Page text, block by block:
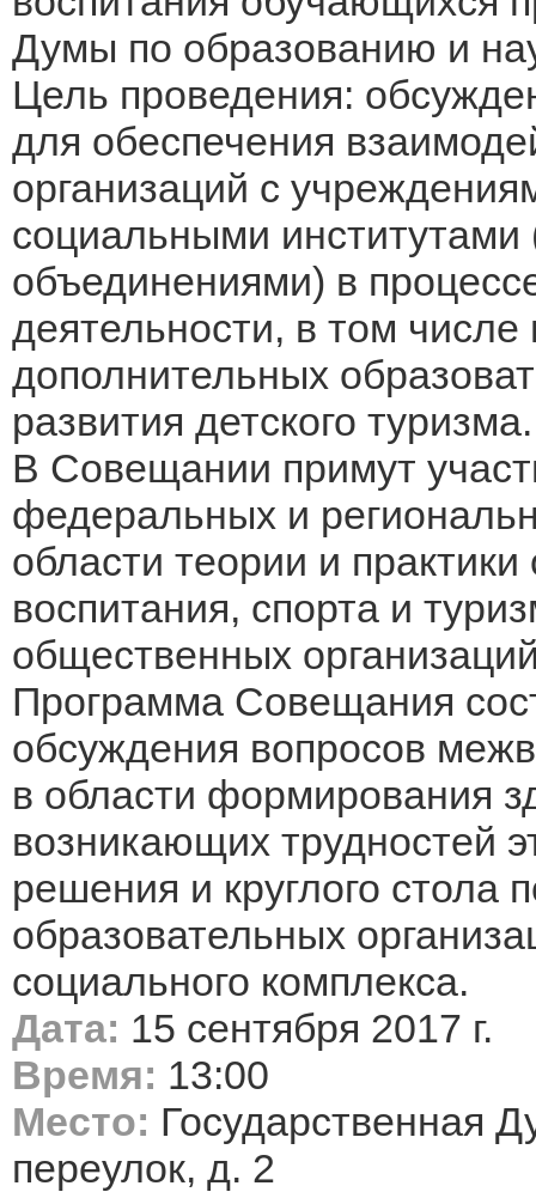
Думы по образованию и
Цель проведения:
для обеспечения
организаций с
социальными
объединениями) в
деятельности, в том
дополнительных
развития детского туризма.
В Совещании примут
федеральных и
области теории и
воспитания, спорта и
общественных
Программа Совещания
обсуждения вопросов
в области формирования
возникающих трудностей
решения и круглого стола
образовательных
социального комплекса.
Дата: 15 сентября 2017 г.
Время: 13:00
Место: Государственная
переулок, д. 2